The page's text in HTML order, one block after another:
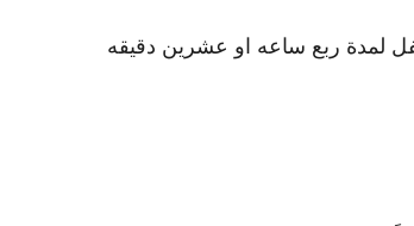
لمدة ربع ساعه او عشرين دقيقه